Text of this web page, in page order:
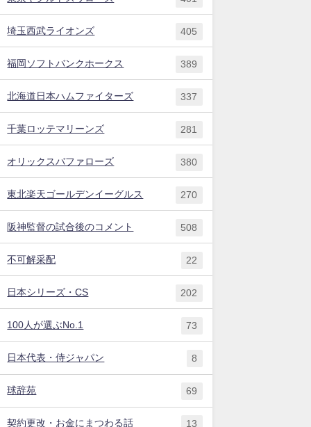
埼玉西武ライオンズ 405
福岡ソフトバンクホークス 389
北海道日本ハムファイターズ 337
千葉ロッテマリーンズ 281
オリックスバファローズ 380
東北楽天ゴールデンイーグルス 270
阪神監督の試合後のコメント 508
不可解采配 22
日本シリーズ・CS 202
100人が選ぶNo.1 73
日本代表・侍ジャパン 8
球辞苑 69
契約更改・お金にまつわる話 13